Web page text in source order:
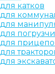
катков